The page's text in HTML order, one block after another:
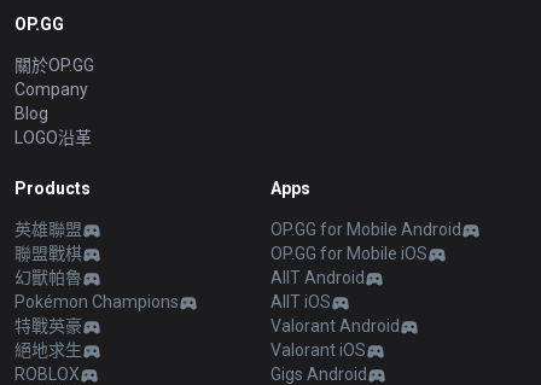
OP.GG
關於OP.GG
Company
Blog
LOGO沿革
Products
英雄聯盟
聯盟戰棋
幻獸帕魯
Pokémon Champions
特戰英豪
絕地求生
ROBLOX
Apps
OP.GG for Mobile Android
OP.GG for Mobile iOS
AllT Android
AllT iOS
Valorant Android
Valorant iOS
Gigs Android